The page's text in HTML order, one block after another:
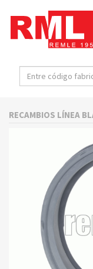
RECAMBIOS LÍNEA